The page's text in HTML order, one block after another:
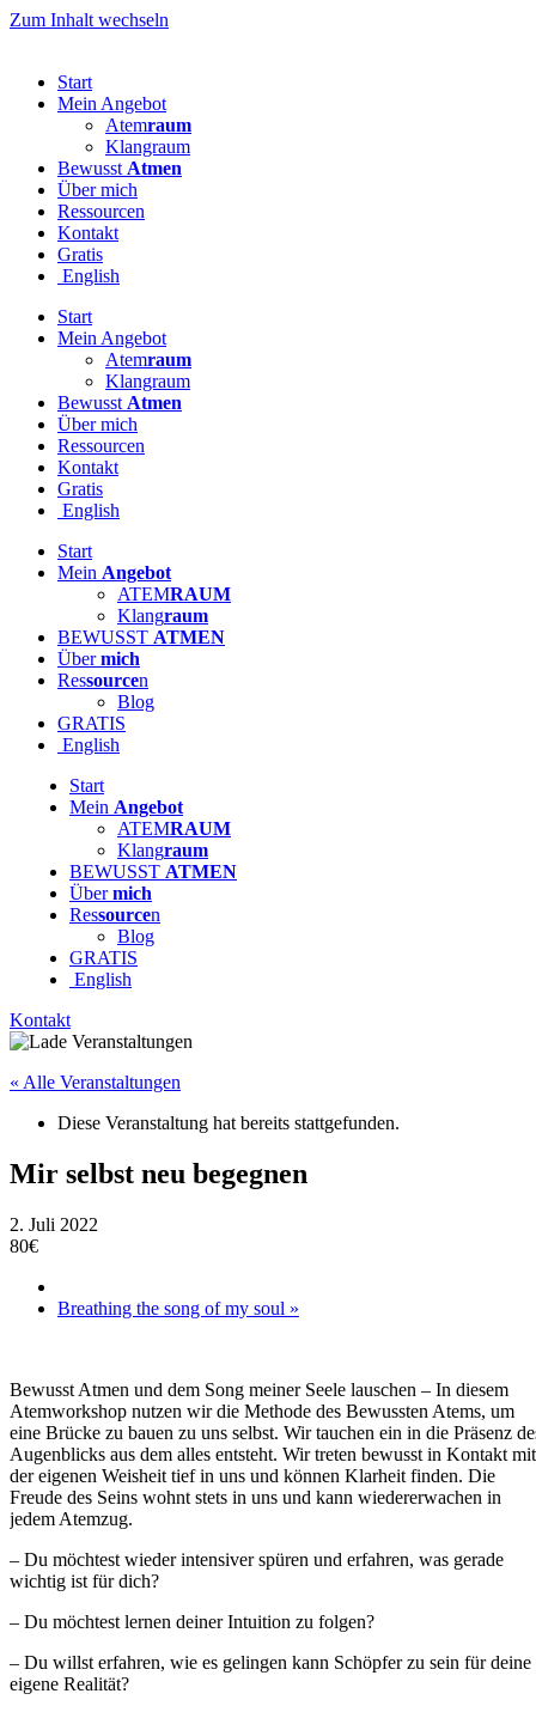
Zum Inhalt wechseln
Start
Mein Angebot
Atemraum
Klangraum
Bewusst Atmen
Über mich
Ressourcen
Kontakt
Gratis
English
Start
Mein Angebot
Atemraum
Klangraum
Bewusst Atmen
Über mich
Ressourcen
Kontakt
Gratis
English
Start
Mein Angebot
ATEMRAUM
Klangraum
BEWUSST ATMEN
Übermich
Ressourcen
Blog
GRATIS
English
Start
Mein Angebot
ATEMRAUM
Klangraum
BEWUSST ATMEN
Übermich
Ressourcen
Blog
GRATIS
English
Kontakt
« Alle Veranstaltungen
Diese Veranstaltung hat bereits stattgefunden.
Mir selbst neu begegnen
2. Juli 2022
80€
Breathing the song of my soul »
Bewusst Atmen und dem Song meiner Seele lauschen – In diesem
Atemworkshop nutzen wir die Methode des Bewussten Atems, um
eine Brücke zu bauen zu uns selbst. Wir tauchen ein in die Präsenz
Augenblicks aus dem alles entsteht. Wir treten bewusst in Kontakt mit
der eigenen Weisheit tief in uns und können Klarheit finden. Die
Freude des Seins wohnt stets in uns und kann wiedererwachen in
jedem Atemzug.
– Du möchtest wieder intensiver spüren und erfahren, was gerade
wichtig ist für dich?
– Du möchtest lernen deiner Intuition zu folgen?
– Du willst erfahren, wie es gelingen kann Schöpfer zu sein für deine
eigene Realität?